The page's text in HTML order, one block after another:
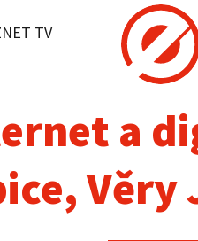
TV
a
Věry